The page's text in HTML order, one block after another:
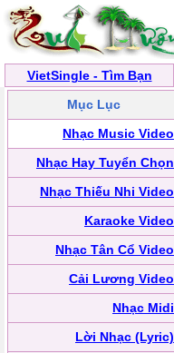
VietSingle - Tìm Bạn
Mục Lục
Nhạc Music Video
Nhạc Hay Tuyển Chọn
Nhạc Thiếu Nhi Video
Karaoke Video
Nhạc Tân Cổ Video
Cải Lương Video
Nhạc Midi
Lời Nhạc (Lyric)